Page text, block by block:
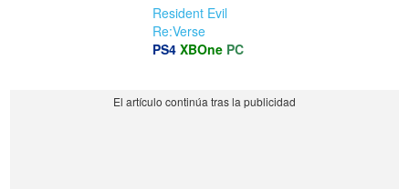
Resident Evil
Re:Verse
PS4 XBOne PC